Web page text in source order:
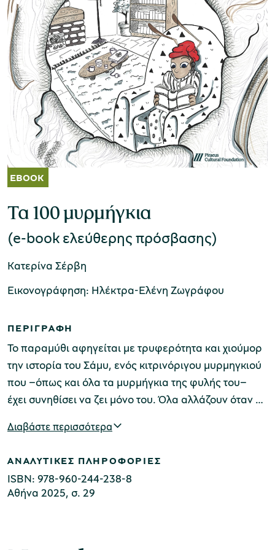
Μουσείο Ελιάς και Ελληνικού Λαδιού
Μουσείο Βιομηχανικής Ελαιουργίας
Λέσβου
Μουσείο Πλινθοκεραμοποιίας N. & Σ.
Μουσείο Μαρμαροτεχνίας
Μουσείο Περιβάλλοντος Στυμφαλίας
Μουσείο Μαστίχας Χίου
Τα 100 μυρμήγκια
(e-book ελεύθερης πρόσβασης)
Κατερίνα Σέρβη
Εικονογράφηση: Hλέκτρα-Ελένη Ζωγράφου
ΠΕΡΙΓΡΑΦΗ
Το παραμύθι αφηγείται με τρυφερότητα και χιούμορ
την ιστορία του Σάμυ, ενός κιτρινόριγου μυρμηγκιού
που –όπως και όλα τα μυρμήγκια της φυλής του–
έχει συνηθίσει να ζει μόνο του. Όλα αλλάζουν όταν ο
διαφορετικό. Συζητά τις σκέψεις του με τον φίλο του,
εφευρέτη Άλμπερτ. Με τη βοήθεια των Επιτήδειων
Αραχνών, ο Άλμπερτ δημιουργεί στη μυρμηγκοφωλιά
μια πρωτοποριακή τεχνολογία: το πρώτο
Διαβάστε περισσότερα
ΑΝΑΛΥΤΙΚΕΣ ΠΛΗΡΟΦΟΡΙΕΣ
ISBN: 978-960-244-238-8
Αθήνα 2025, σ. 29